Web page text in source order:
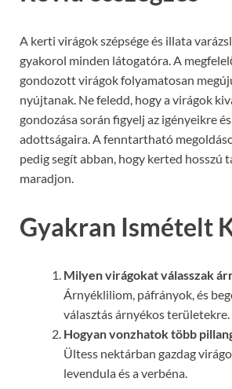
A kerti virágok szépsége és illata
gyakorol minden látogatóra. A
gondozott virágok folyamatosan
nyújtanak. Ne feledd, hogy a virágok
gondozása során figyelj az igényeikre
adottságaira. A fenntartható
pedig segít abban, hogy kerted hosszú
maradjon.
Gyakran Ismételt
Milyen virágokat válasszak
Árnyékliliom, páfrányok, és
választás árnyékos területekre.
Hogyan vonzhatok több
Ültess nektárban gazdag
levendula és a verbéna.